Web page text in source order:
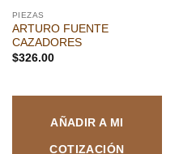
PIEZAS
ARTURO FUENTE
CAZADORES
$326.00
AÑADIR A MI
COTIZACIÓN